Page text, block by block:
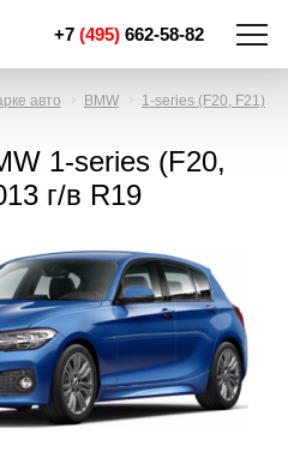
+7 (495) 662-58-82
авто BMW 1-series (F20, F21)
1-series (F20,
г/в R19